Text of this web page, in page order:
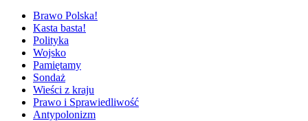
Brawo Polska!
Kasta basta!
Polityka
Wojsko
Pamiętamy
Sondaż
Wieści z kraju
Prawo i Sprawiedliwość
Antypolonizm